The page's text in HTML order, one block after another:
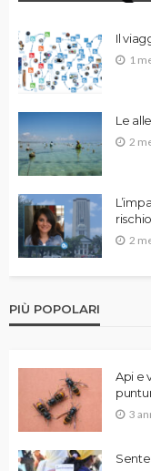
Il
1
Le
2
2
PIÙ POPOLARI
Api e
3